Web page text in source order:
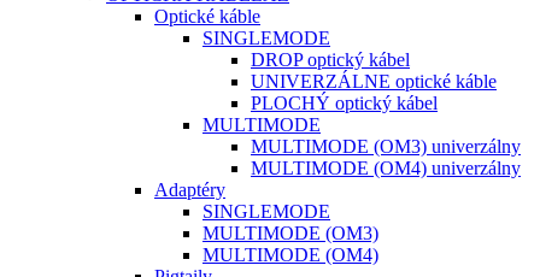
Optické káble
SINGLEMODE
DROP optický kábel
UNIVERZÁLNE optické káble
PLOCHÝ optický kábel
MULTIMODE
MULTIMODE (OM3) univerzálny
MULTIMODE (OM4) univerzálny
Adaptéry
SINGLEMODE
MULTIMODE (OM3)
MULTIMODE (OM4)